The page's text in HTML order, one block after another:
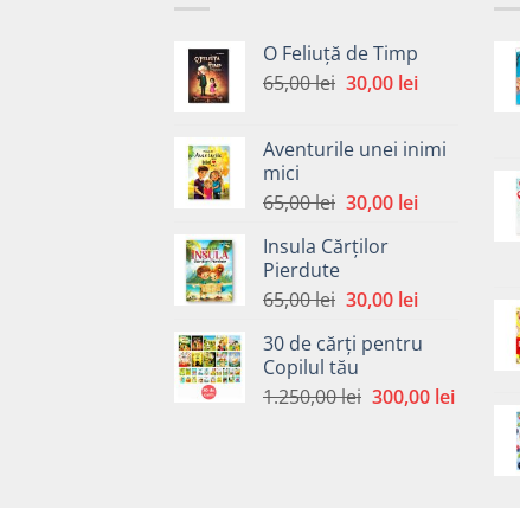
O Feliuță de Timp
65,00lei Prețul
fost:
30,00 leiPrețul
30,00 lei.
Aventurile unei inimi
mici
65,00lei Prețul
a
65,00 lei.
30,00 leiPrețul
Insula Cărților
Pierdute
65,00lei Prețul
a
fost:
65,00 lei.
30,00 leiPrețul
este:
30 de cărți pentru
Copilul tău
1.250,00lei Prețul
300,00 leiPrețul